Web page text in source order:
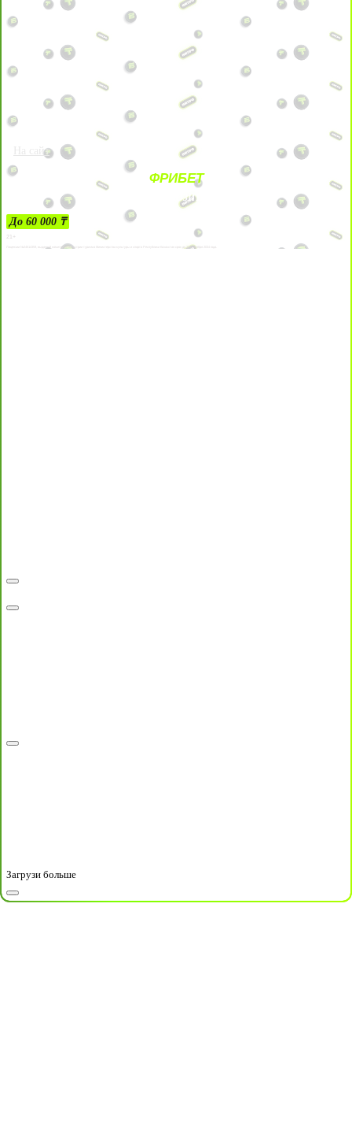
На сайт
ФРИБЕТ
ЗА ДЕПОЗИТЫ
До 60 000 ₸
21+
Лицензии №24514359, выданной комитетом индустрии туризма Министерства культуры и спорта Республики Казахстан срок до 27 сентября 2034 года.
Загрузи больше